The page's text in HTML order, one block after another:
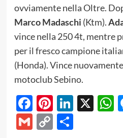
ovviamente nella Oltre.
Marco Madaschi (Ktm).
vince nella 250 4t, mentre
per il fresco campione
(Honda). Vince
motoclub Sebino.
Facebook
Pinterest
X
Gmail
CopyShare